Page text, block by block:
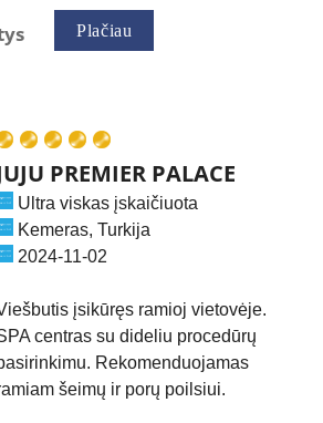
Plačiau
PREMIER PALACE
Ultra viskas įskaičiuota
Kemeras, Turkija
2024-11-02
įsikūręs ramioj vietovėje.
centras su dideliu procedūrų
Rekomenduojamas
šeimų ir porų poilsiui.